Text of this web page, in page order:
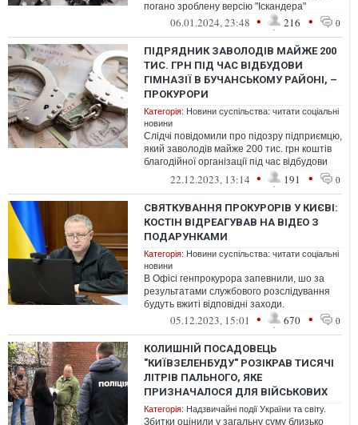
погано зроблену версію "Іскандера"
06.01.2024, 23:48 • 216 • 0
ПІДРЯДНИК ЗАВОЛОДІВ МАЙЖЕ 200
ТИС. ГРН ПІД ЧАС ВІДБУДОВИ
ГІМНАЗІЇ В БУЧАНСЬКОМУ РАЙОНІ, –
ПРОКУРОРИ
Категорія: Новини суспільства: читати соціальні
новини
Слідчі повідомили про підозру підприємцю,
який заволодів майже 200 тис. грн коштів
благодійної організації під час відбудови
гімназії в Бучанському ра...
22.12.2023, 13:14 • 191 • 0
СВЯТКУВАННЯ ПРОКУРОРІВ У КИЄВІ:
КОСТІН ВІДРЕАГУВАВ НА ВІДЕО З
ПОДАРУНКАМИ
Категорія: Новини суспільства: читати соціальні
новини
В Офісі генпрокурора запевнили, шо за
результатами службового розслідування
будуть вжиті відповідні заходи.
05.12.2023, 15:01 • 670 • 0
КОЛИШНІЙ ПОСАДОВЕЦЬ
"КИЇВЗЕЛЕНБУДУ" РОЗІКРАВ ТИСЯЧІ
ЛІТРІВ ПАЛЬНОГО, ЯКЕ
ПРИЗНАЧАЛОСЯ ДЛЯ ВІЙСЬКОВИХ
Категорія: Надзвичайні події України та світу.
Збитки оцінили у загальну суму близько